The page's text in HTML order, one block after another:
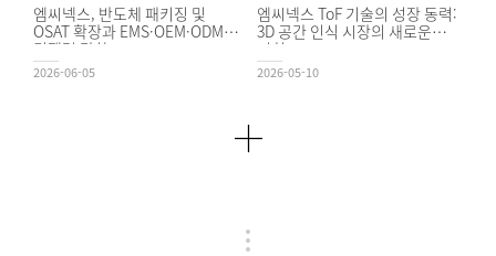
엠씨넥스, 반도체 패키징 및
OSAT 확장과 EMS·OEM·ODM
경쟁력 강화
2026-06-05
엠씨넥스 ToF 기술의 성장 동력:
3D 공간 인식 시장의 새로운
기회
2026-05-10